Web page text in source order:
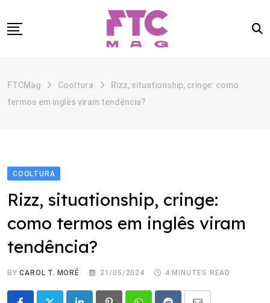
to
CATEGORIAS
FTCMag Cooltura
Rizz, situationship, cringe: como
termos em inglês viram tendência?
COOLTURA
Rizz, situationship, cringe:
como termos em inglês viram
tendência?
BYCAROL T. MORÉ 21/05/2024 4 MINUTES READ